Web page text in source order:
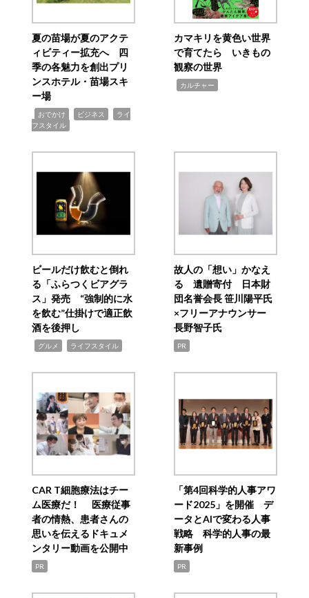
夏の苗場が夏のアクテ
ィビティー拡充へ 四
季の各魅力を創出プリ
ンスホテル・苗場スキ
ー場
おでかけ ビジネス
ライ
フスタイル
カマキリを黄色い世界
で育てたら いきもの
観察の世界
カルチャー
ビールだけ飲むと倒れ
る「ふらつくビアグラ
ス」発売 “強制的に水
を飲む”仕掛けで適正飲
酒を後押し
グルメ ライフスタイル
故人の「想い」かなえ
る 遺贈寄付 日本財
団名誉会長 笹川陽平氏
×フリーアナウンサー
長野智子氏
PR
CAR T細胞療法はチー
ム医療だ！ 医療従事
者の情熱、患者さんの
思いを伝えるドキュメ
ンタリー動画を公開中
PR
「第4回科学的人事アワ
ード2025」を開催 デ
ータとAIで変わる人事
戦略 科学的人事の最
新事例
PR